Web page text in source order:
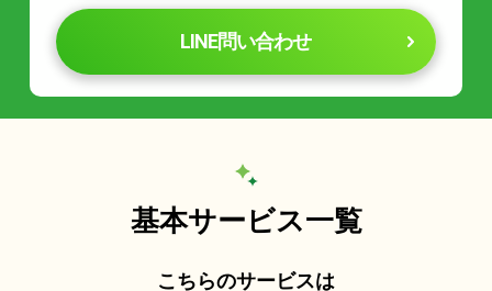
LINE問い合わせ
基本サービス一覧
こちらのサービスは